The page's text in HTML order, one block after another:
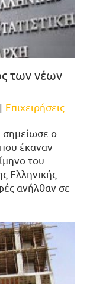
των νέων
| Επιχειρήσεις
σημείωσε ο
έκαναν
του
Ελληνικής
ανήλθαν σε